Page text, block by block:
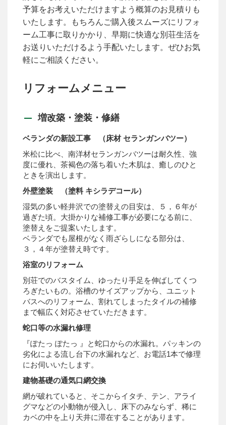
予算をお考えいただけますよう概算のお見積りも
いたします。もちろんご購入後スムーズにリフォ
ーム工事に取りかかり、早期に快適な別荘生活を
お送りいただけるよう手配いたします。ぜひお気
軽にご相談ください。
リフォームメニュー
増改築・塗装・修繕
ベランダの新設工事 （床材 セランガンバツー）
米松に比べ、南洋材セランガンバツーは耐久性、強
度に優れ、茶褐色の落ち着いた木肌は、癒しのひと
ときを演出します。
外壁塗装 （塗料 キシラデコール）
湿気の多い軽井沢での塗替えの目安は、５，６年が
過ぎた頃。大掛かりな補修工事が必要になる前に、
塗替えをご提案いたします。
ベランダでも屋根がなく雨ざらしになる部分は、
３，４年が塗替え時です。
浴室のリフォーム
別荘でのバスタイム、ゆったり手足を伸ばしてくつ
ろぎたいもの。浴槽のサイズアップから、ユニット
バスへのリフォーム、割れてしまったタイルの補修
まで幅広く対応させていただきます。
蛇口等の水漏れ修理
『ぽたっ ぽたっ 』と蛇口からの水漏れ。パッキンの
劣化による流し台下の水漏れなど、お電話1本で修理
にお伺いいたします。
建物基礎の通気口網交換
網が破れていると、そこからイタチ、テン、アライ
グマなどの小動物が侵入し、床下のみならず、稀に
カベの中を上り天井に滞在することがあります。